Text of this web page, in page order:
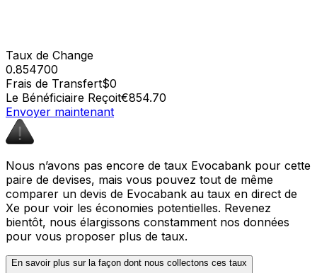
Taux de Change
0.854700
Frais de Transfert$0
Le Bénéficiaire Reçoit€854.70
Envoyer maintenant
Nous n’avons pas encore de taux Evocabank pour cette
paire de devises, mais vous pouvez tout de même
comparer un devis de Evocabank au taux en direct de
Xe pour voir les économies potentielles. Revenez
bientôt, nous élargissons constamment nos données
pour vous proposer plus de taux.
En savoir plus sur la façon dont nous collectons ces taux